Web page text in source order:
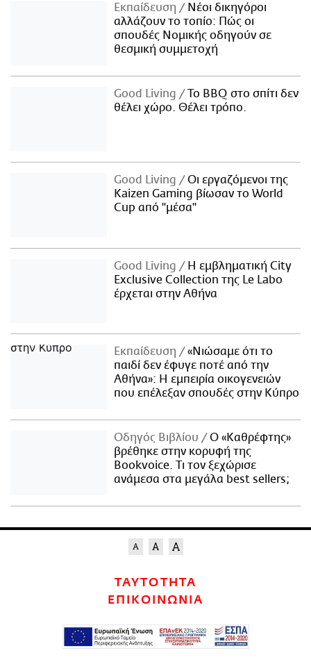
Εκπαίδευση
Νέοι δικηγόροι
αλλάζουν το τοπίο: Πώς οι
σπουδές Νομικής οδηγούν σε
θεσμική συμμετοχή
Good Living
Το BBQ στο σπίτι δεν
θέλει χώρο. Θέλει τρόπο.
Good Living
Οι εργαζόμενοι της
Kaizen Gaming βίωσαν το World
Cup από "μέσα"
Good Living
Η εμβληματική City
Exclusive Collection της Le Labo
έρχεται στην Αθήνα
Εκπαίδευση
«Νιώσαμε ότι το
παιδί δεν έφυγε ποτέ από την
Αθήνα»: Η εμπειρία οικογενειών
που επέλεξαν σπουδές στην Κύπρο
Οδηγός Βιβλίου
Ο «Καθρέφτης»
βρέθηκε στην κορυφή της
Bookvoice. Τι τον ξεχώρισε
ανάμεσα στα μεγάλα best sellers;
ΤΑΥΤΟΤΗΤΑ
ΕΠΙΚΟΙΝΩΝΙΑ